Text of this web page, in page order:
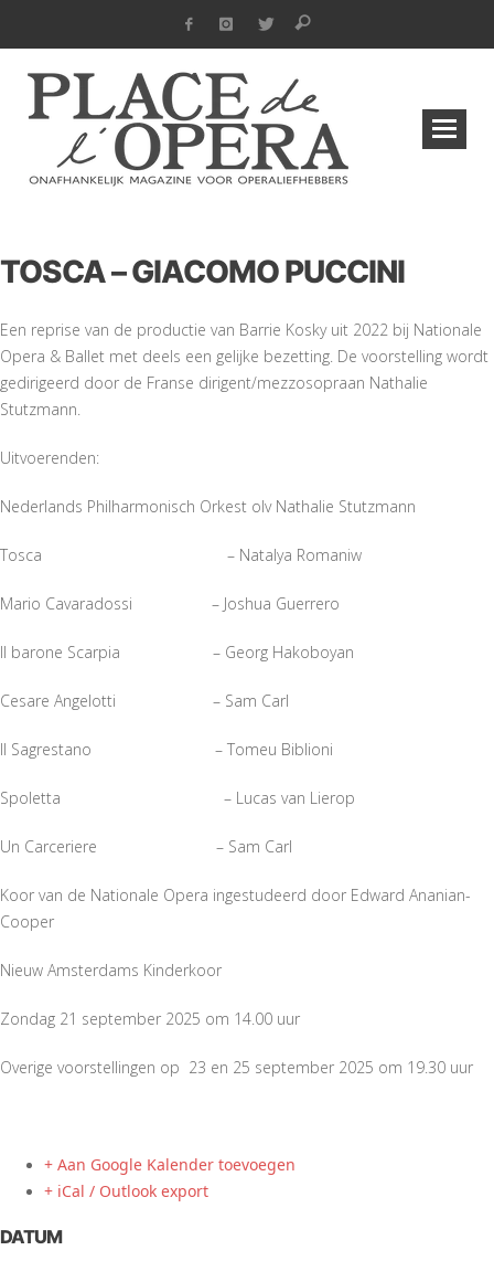
TOSCA – GIACOMO PUCCINI
Een reprise van de productie van Barrie Kosky uit 2022 bij Nationale
Opera & Ballet met deels een gelijke bezetting. De voorstelling wordt
gedirigeerd door de Franse dirigent/mezzosopraan Nathalie
Stutzmann.
Uitvoerenden:
Nederlands Philharmonisch Orkest olv Nathalie Stutzmann
Tosca – Natalya Romaniw
Mario Cavaradossi – Joshua Guerrero
Il barone Scarpia – Georg Hakoboyan
Cesare Angelotti – Sam Carl
Il Sagrestano – Tomeu Biblioni
Spoletta – Lucas van Lierop
Un Carceriere – Sam Carl
Koor van de Nationale Opera ingestudeerd door Edward Ananian-
Cooper
Nieuw Amsterdams Kinderkoor
Zondag 21 september 2025 om 14.00 uur
Overige voorstellingen op 23 en 25 september 2025 om 19.30 uur
+ Aan Google Kalender toevoegen
+ iCal / Outlook export
DATUM